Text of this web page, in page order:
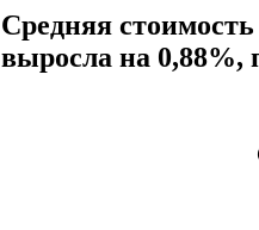
Средняя
выросла на 0,88%,